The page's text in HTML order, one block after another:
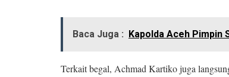
Baca Juga : Kapolda Aceh Pimpin
Terkait begal, Achmad Kartiko juga